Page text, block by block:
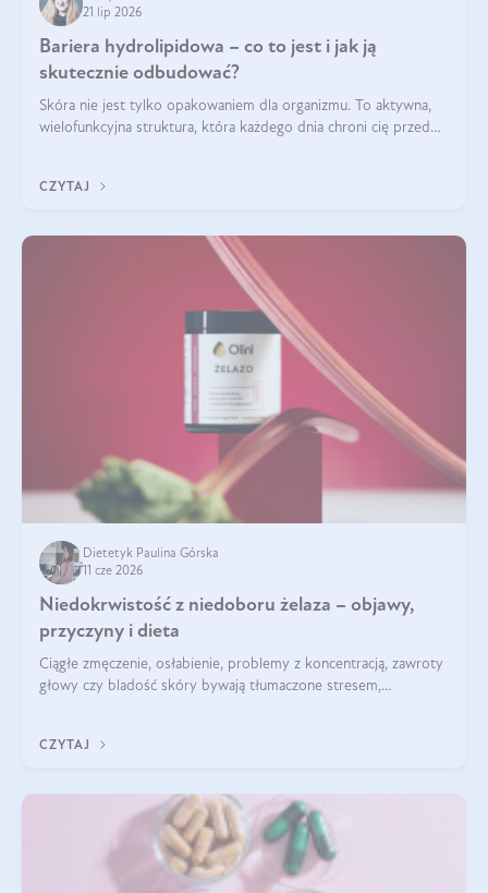
21 lip 2026
Bariera hydrolipidowa – co to jest i jak ją
skutecznie odbudować?
Skóra nie jest tylko opakowaniem dla organizmu. To aktywna,
wielofunkcyjna struktura, która każdego dnia chroni cię przed
bariera hydrolipidowa.
CZYTAJ
Dietetyk Paulina Górska
11 cze 2026
Niedokrwistość z niedoboru żelaza – objawy,
przyczyny i dieta
Ciągłe zmęczenie, osłabienie, problemy z koncentracją, zawroty
głowy czy bladość skóry bywają tłumaczone stresem,
CZYTAJ